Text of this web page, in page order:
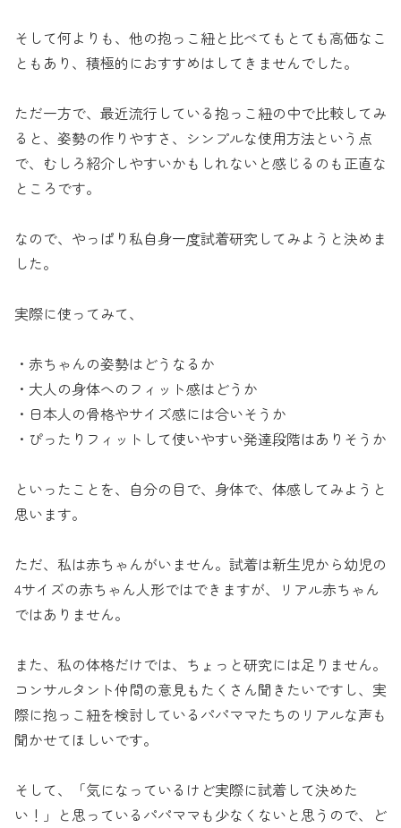
そして何よりも、他の抱っこ紐と比べてもとても高価なこ
ともあり、積極的におすすめはしてきませんでした。
ただ一方で、最近流行している抱っこ紐の中で比較してみ
ると、姿勢の作りやすさ、シンプルな使用方法という点
で、むしろ紹介しやすいかもしれないと感じるのも正直な
ところです。
なので、やっぱり私自身一度試着研究してみようと決めま
した。
実際に使ってみて、
・赤ちゃんの姿勢はどうなるか
・大人の身体へのフィット感はどうか
・日本人の骨格やサイズ感には合いそうか
・ぴったりフィットして使いやすい発達段階はありそうか
といったことを、自分の目で、身体で、体感してみようと
思います。
ただ、私は赤ちゃんがいません。試着は新生児から幼児の
4サイズの赤ちゃん人形ではできますが、リアル赤ちゃん
ではありません。
また、私の体格だけでは、ちょっと研究には足りません。
コンサルタント仲間の意見もたくさん聞きたいですし、実
際に抱っこ紐を検討しているパパママたちのリアルな声も
聞かせてほしいです。
そして、「気になっているけど実際に試着して決めた
い！」と思っているパパママも少なくないと思うので、ど